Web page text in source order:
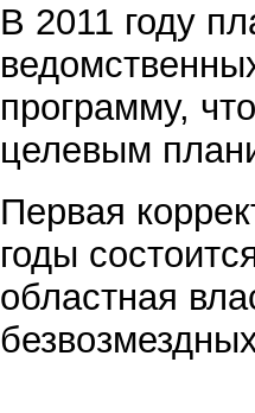
В 2011 году
программу,
целевым
Первая
годы
областная